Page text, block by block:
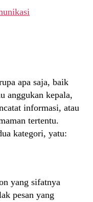
apa saja, baik
anggukan kepala,
informasi, atau
tertentu.
kategori, yatu:
yang sifatnya
pesan yang